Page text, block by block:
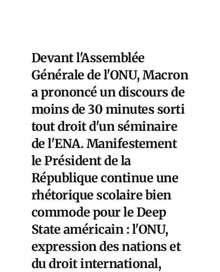
Devant l'Assemblée
Générale de l'ONU, Macron
a prononcé un discours de
moins de 30 minutes sorti
tout droit d'un séminaire
de l'ENA. Manifestement
le Président de la
République continue une
rhétorique scolaire bien
commode pour le Deep
State américain : l'ONU,
expression des nations et
du droit international,